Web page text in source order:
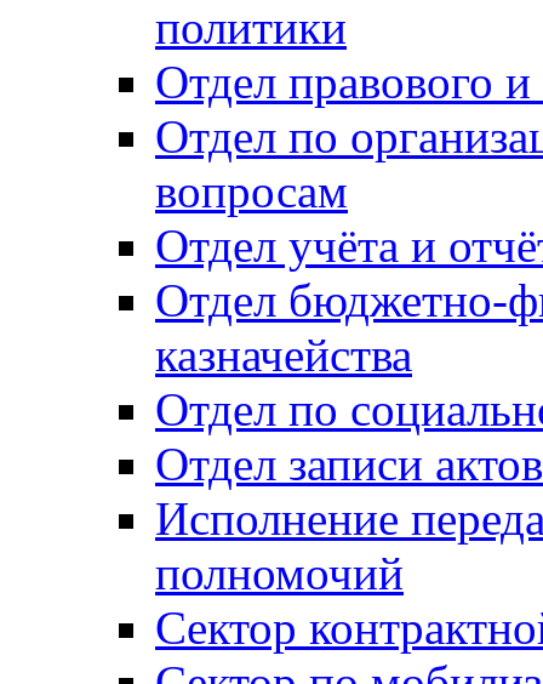
политики
Отдел правового
Отдел по
вопросам
Отдел учёта и
Отдел бюджетно-
казначейства
Отдел по
Отдел записи
Исполнение
полномочий
Сектор